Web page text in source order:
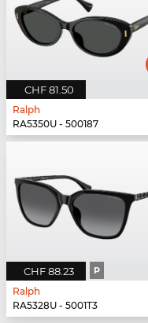
CHF 81.50
Ralph
RA5350U - 500187
CHF 88.23 P
Ralph
RA5328U - 5001T3